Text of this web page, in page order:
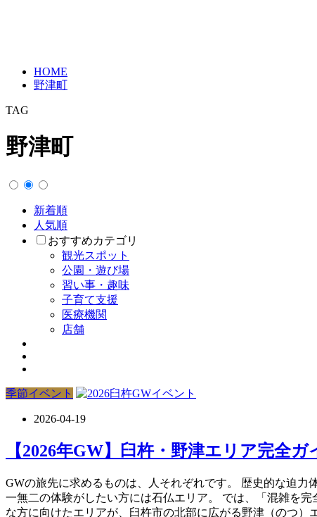
HOME
野津町
TAG
野津町
新着順
人気順
おすすめカテゴリ
観光スポット
公園・遊び場
習い事・趣味
子育て支援
医療機関
店舗
季節イベント
2026-04-19
【2026年GW】臼杵・野津エリア完全
GWの旅先に求めるものは、人それぞれです。 歴史的な迫
一無二の体験がしたい方には石仏エリア。 では、「混雑を
な方に向けたエリアが、臼杵市の北部に広がる野津（のつ）